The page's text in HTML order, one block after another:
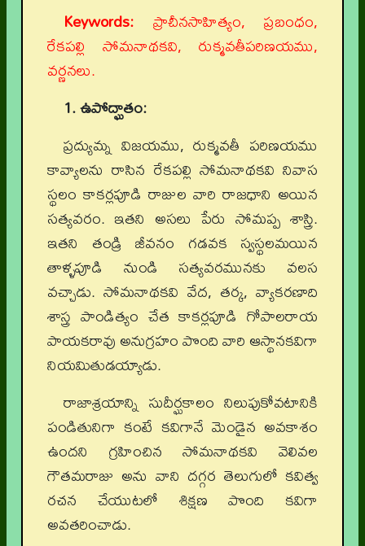
Keywords: ప్రాచీనసాహిత్యం, ప్రబంధం,
రేకపల్లి సోమనాథకవి, రుక్మవతీపరిణయము,
వర్ణనలు.
1. ఉపోద్ఘాతం:
ప్రద్యుమ్న విజయము, రుక్మవతీ పరిణయము
కావ్యాలను రాసిన రేకపల్లి సోమనాథకవి నివాస
స్థలం కాకర్లపూడి రాజుల వారి రాజధాని అయిన
సత్యవరం. ఇతని అసలు పేరు సోమప్ప శాస్త్రి.
ఇతని తండ్రి జీవనం గడవక స్వస్థలమయిన
తాళ్ళపూడి నుండి సత్యవరమునకు వలస
వచ్చాడు. సోమనాథకవి వేద, తర్క, వ్యాకరణాది
శాస్త్ర పాండిత్యం చేత కాకర్లపూడి గోపాలరాయ
పాయకరావు అనుగ్రహం పొంది వారి ఆస్థానకవిగా
నియమితుడయ్యాడు.
రాజాశ్రయాన్ని సుదీర్ఘకాలం నిలుపుకోవటానికి
పండితునిగా కంటే కవిగానే మెండైన అవకాశం
ఉందని గ్రహించిన సోమనాథకవి వెలివల
గౌతమరాజు అను వాని దగ్గర తెలుగులో కవిత్వ
రచన చేయుటలో శిక్షణ పొంది కవిగా
అవతరించాడు.